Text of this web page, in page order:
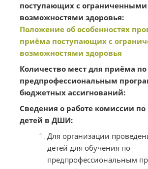
поступающих с ограниченными
возможностями здоровья:
Положение об особенностях
приёма поступающих с
возможностями здоровья
Количество мест для приёма по
предпрофессиональным
бюджетных ассигнований:
Сведения о работе комиссии
детей в ДШИ:
Для организации
детей для обучения по
предпрофессиональным